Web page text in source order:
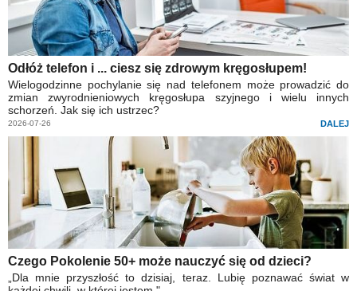
Odłóż telefon i ... ciesz się zdrowym kręgosłupem!
Wielogodzinne pochylanie się nad telefonem może prowadzić do
zmian zwyrodnieniowych kręgosłupa szyjnego i wielu innych
schorzeń. Jak się ich ustrzec?
2026-07-26 DALEJ
Czego Pokolenie 50+ może nauczyć się od dzieci?
„Dla mnie przyszłość to dzisiaj, teraz. Lubię poznawać świat w